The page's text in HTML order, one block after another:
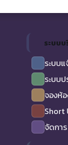
ระบบบ
ระบบ
ระบบ
จองห้
Short
จัดการ